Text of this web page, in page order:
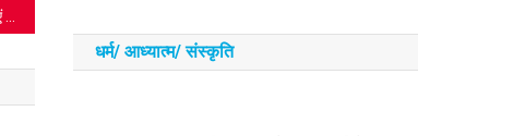
धर्म/ आध्‍यात्‍म/ संस्‍कृति